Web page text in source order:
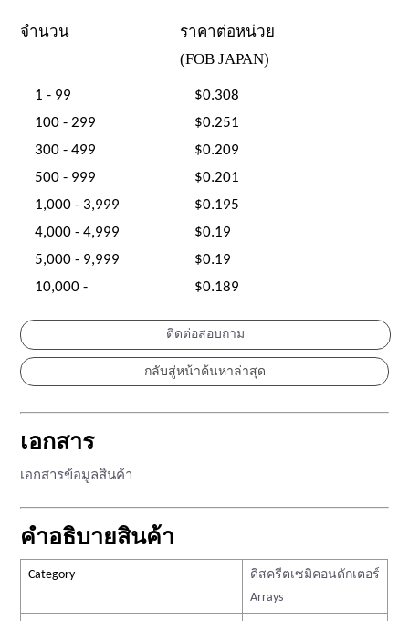
จำนวน
ราคาต่อหน่วย
(FOB JAPAN)
1 - 99
$0.308
100 - 299
$0.251
300 - 499
$0.209
500 - 999
$0.201
1,000 - 3,999
$0.195
4,000 - 4,999
$0.19
5,000 - 9,999
$0.19
10,000 -
$0.189
ติดต่อสอบถาม
เอกสาร
เอกสารข้อมูลสินค้า
คำอธิบายสินค้า
Category
ดิสครีตเซมิคอนดักเตอร์
Arrays